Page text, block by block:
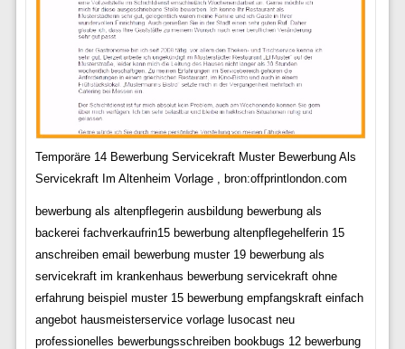
Temporäre 14 Bewerbung Servicekraft Muster Bewerbung Als
Servicekraft Im Altenheim Vorlage , bron:offprintlondon.com
bewerbung als altenpflegerin ausbildung bewerbung als
backerei fachverkaufrin15 bewerbung altenpflegehelferin 15
anschreiben email bewerbung muster 19 bewerbung als
servicekraft im krankenhaus bewerbung servicekraft ohne
erfahrung beispiel muster 15 bewerbung empfangskraft einfach
angebot hausmeisterservice vorlage lusocast neu
professionelles bewerbungsschreiben bookbugs 12 bewerbung